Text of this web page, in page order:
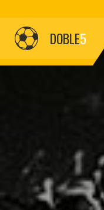
DOBLE5